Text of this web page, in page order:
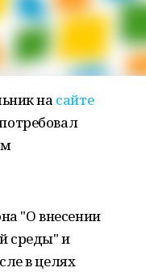
на сайте
"О внесении
среды" и
в целях